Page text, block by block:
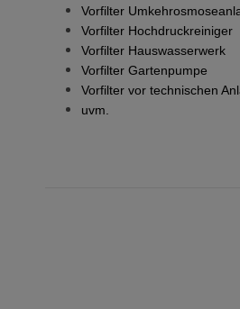
Vorfilter
Vorfilter Hochdruckreiniger
Vorfilter Hauswasserwerk
Vorfilter Gartenpumpe
Vorfilter vor technischen
uvm.